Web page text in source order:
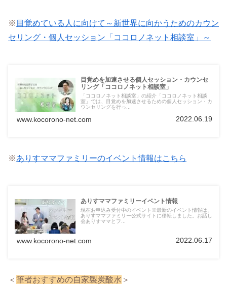
※ 目覚めている人に向けて～新世界に向かうためのカウン
セリング・個人セッション「ココロノネット相談室」～
目覚めを加速させる個人セッション・カウンセ
リング「ココロノネット相談室」
「ココロノネット相談室」の紹介「ココロノネット相談
室」では、目覚めを加速させるための個人セッション・カ
ウンセリングを行っ...
www.kocorono-net.com 2022.06.19
※ありすママファミリーのイベント情報はこちら
ありすママファミリーイベント情報
現在お申込み受付中のイベント※最新のイベント情報は、
ありすママファミリー公式サイトに移転しました。お話し
会ありすママとフ...
www.kocorono-net.com 2022.06.17
＜ 筆者おすすめの自家製炭酸水 ＞